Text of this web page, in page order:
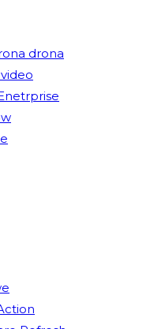
drona